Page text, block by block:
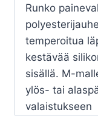
Runko
temperoitua
kestävää
sisällä. M-
ylös- tai
valaistukseen